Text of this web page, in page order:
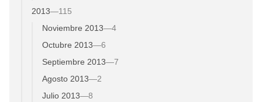
2013—115
Noviembre 2013—4
Octubre 2013—6
Septiembre 2013—7
Agosto 2013—2
Julio 2013—8